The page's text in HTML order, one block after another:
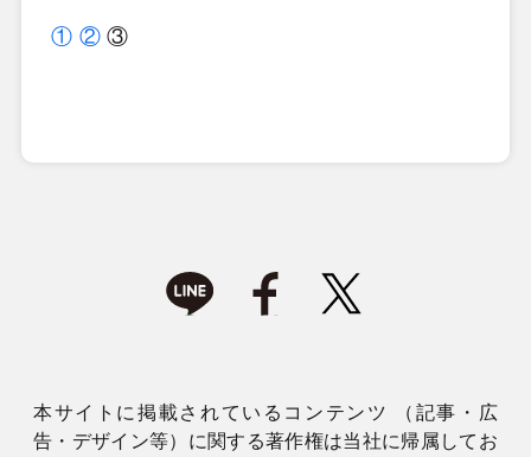
① ② ③
本サイトに掲載されているコンテンツ （記事・広
告・デザイン等）に関する著作権は当社に帰属してお